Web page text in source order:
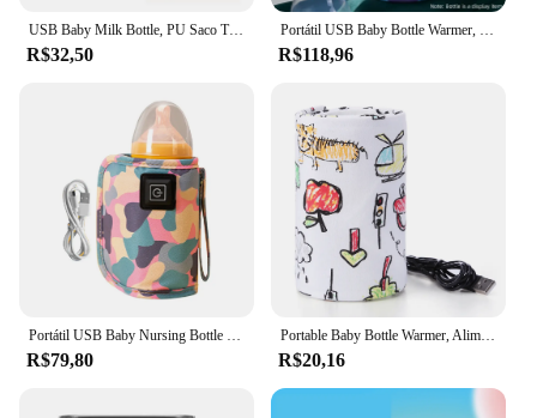
USB Baby Milk Bottle, PU Saco Térmico, Carrinho De Viagem, Aquecedor De Garrafa De Enfermagem Isolado, Recém-nascido Infantil Portátil Alimentadores
R$32,50 R$118,96
R$79,80
Portable Baby Bottle Warmer, Alimentação de leite Aquecedor de mamadeira, Seguro de usar, Tampas termostáticas de mamadeira, Bebês Suprimentos para Exterior, USB, 5V
R$20,16